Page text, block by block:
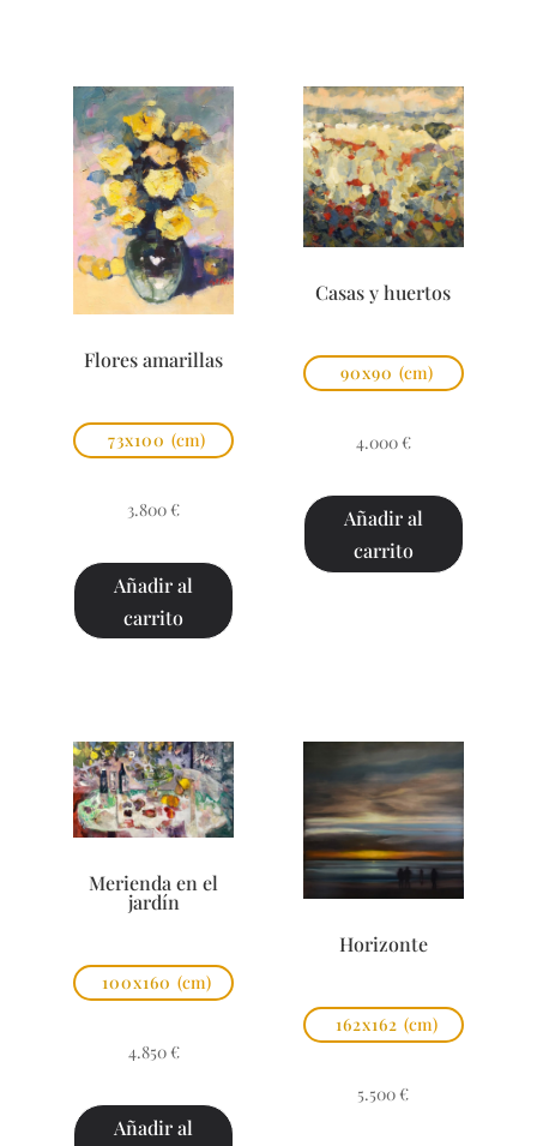
Flores amarillas
73x100 (cm)
3.800 €
Añadir al
carrito
Casas y huertos
90x90 (cm)
4.000 €
Añadir al
carrito
Merienda en el
jardín
100x160 (cm)
4.850 €
Añadir al
Horizonte
162x162 (cm)
5.500 €